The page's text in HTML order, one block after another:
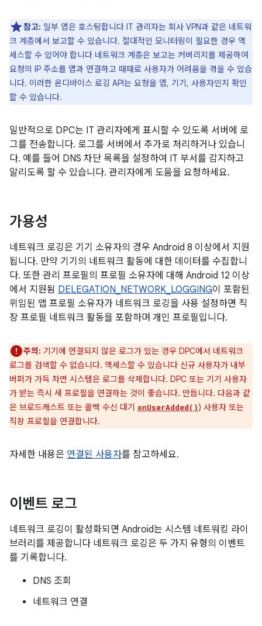
참고: 일부 앱은 호스팅합니다 IT 관리자는 회사 VPN과 같은 네트워
크 계층에서 보고할 수 있습니다. 절대적인 모니터링이 필요한 경우 액
세스할 수 있어야 합니다 네트워크 계층은 보고는 커버리지를 제공하여
요청의 IP 주소를 앱과 연결하고 때때로 사용자가 어려움을 겪을 수 있습
니다. 이러한 온디바이스 로깅 API는 요청을 앱, 기기, 사용자인지 확인
할 수 있습니다.
일반적으로 DPC는 IT 관리자에게 표시할 수 있도록 서버에 로
그를 전송합니다. 로그를 서버에서 추가로 처리하거나 있습니
다. 예를 들어 DNS 차단 목록을 설정하여 IT 부서를 감지하고
알리도록 할 수 있습니다. 관리자에게 도움을 요청하세요.
가용성
네트워크 로깅은 기기 소유자의 경우 Android 8 이상에서 지원
됩니다. 만약 기기의 네트워크 활동에 대한 데이터를 수집합니
다. 또한 관리 프로필의 프로필 소유자에 대해 Android 12 이상
에서 지원됨 DELEGATION_NETWORK_LOGGING이 포함된
위임된 앱 프로필 소유자가 네트워크 로깅을 사용 설정하면 직
장 프로필 네트워크 활동을 포함하며 개인 프로필입니다.
주의: 기기에 연결되지 않은 로그가 있는 경우 DPC에서 네트워크
로그를 검색할 수 없습니다. 액세스할 수 있습니다 신규 사용자가 내부
버퍼가 가득 차면 시스템은 로그를 삭제합니다. DPC 또는 기기 사용자
가 받는 즉시 새 프로필을 연결하는 것이 좋습니다. 만듭니다. 다음과 같
은 브로드캐스트 또는 콜백 수신 대기 onUserAdded()) 사용자 또는
직장 프로필을 연결합니다.
자세한 내용은 연결된 사용자를 참고하세요.
이벤트 로그
네트워크 로깅이 활성화되면 Android는 시스템 네트워킹 라이
브러리를 제공합니다 네트워크 로깅은 두 가지 유형의 이벤트
를 기록합니다.
DNS 조회
네트워크 연결